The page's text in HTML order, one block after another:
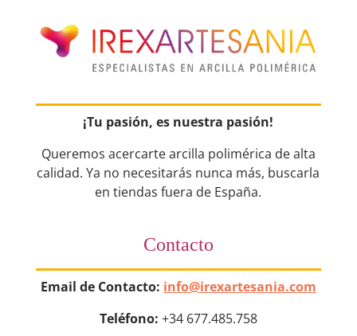
¡Tu pasión, es nuestra pasión!
Queremos acercarte arcilla polimérica de alta
calidad. Ya no necesitarás nunca más, buscarla
en tiendas fuera de España.
Contacto
Email de Contacto: info@irexartesania.com
Teléfono: +34 677.485.758